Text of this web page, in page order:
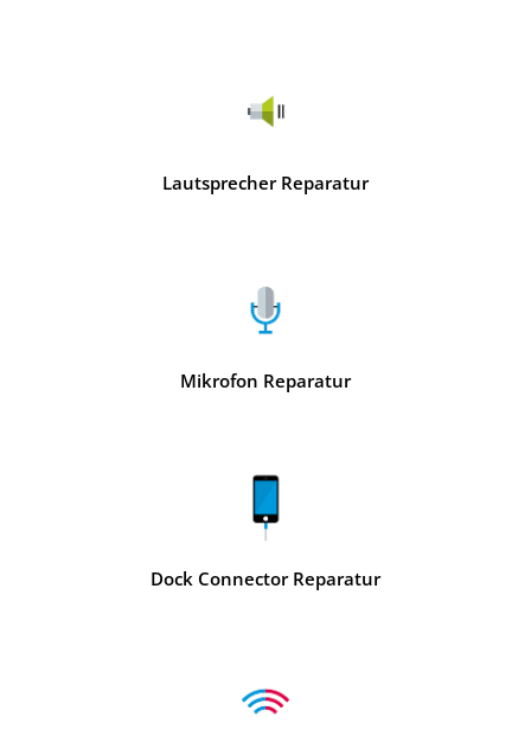
Lautsprecher Reparatur
Mikrofon Reparatur
Dock Connector Reparatur